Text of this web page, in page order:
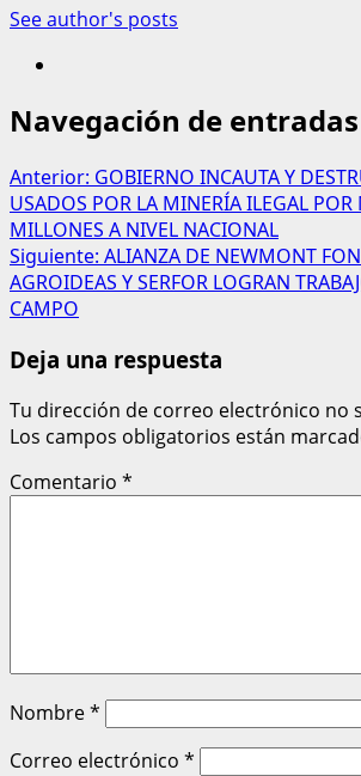
See author's posts
Navegación de entradas
Anterior: GOBIERNO INCAUTA Y
USADOS POR LA MINERÍA ILEGAL
MILLONES A NIVEL NACIONAL
Siguiente: ALIANZA DE NEWMONT
AGROIDEAS Y SERFOR LOGRAN
CAMPO
Deja una respuesta
Tu dirección de correo electrónico no
Los campos obligatorios están
Comentario *
Nombre*
Correo electrónico *